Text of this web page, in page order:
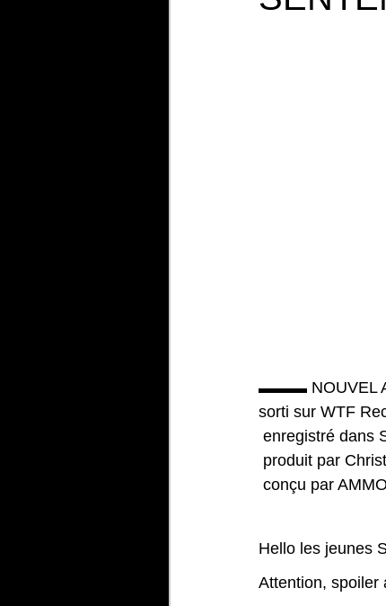
▬▬▬ NOUVEL
sorti sur WTF
enregistré dans
produit par
conçu par
Hello les jeunes
Attention, spoiler